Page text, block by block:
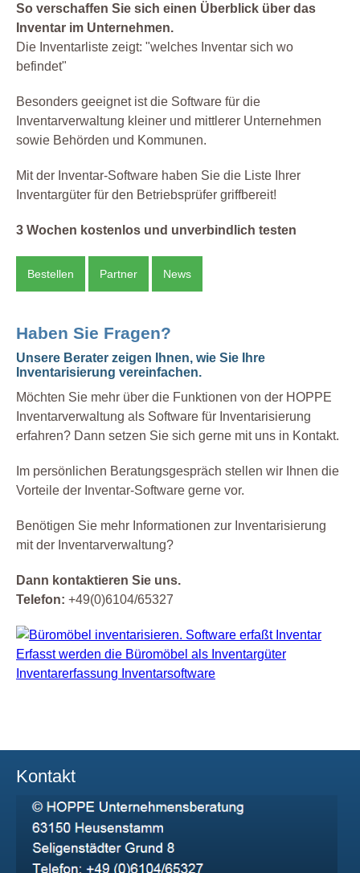
So verschaffen Sie sich einen Überblick über das
Inventar im Unternehmen.
Die Inventarliste zeigt: "welches Inventar sich wo
befindet"
Besonders geeignet ist die Software für die
Inventarverwaltung kleiner und mittlerer Unternehmen
sowie Behörden und Kommunen.
Mit der Inventar-Software haben Sie die Liste Ihrer
Inventargüter für den Betriebsprüfer griffbereit!
3 Wochen kostenlos und unverbindlich testen
Bestellen Partner News
Haben Sie Fragen?
Unsere Berater zeigen Ihnen, wie Sie Ihre
Inventarisierung vereinfachen.
Möchten Sie mehr über die Funktionen von der HOPPE
Inventarverwaltung als Software für Inventarisierung
erfahren? Dann setzen Sie sich gerne mit uns in Kontakt.
Im persönlichen Beratungsgespräch stellen wir Ihnen die
Vorteile der Inventar-Software gerne vor.
Benötigen Sie mehr Informationen zur Inventarisierung
mit der Inventarverwaltung?
Dann kontaktieren Sie uns.
Telefon: +49(0)6104/65327
Kontakt